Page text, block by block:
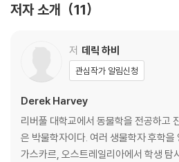
들기 58 / 현미경 속으로: 혈류 속으로 들
몸을 움직이는 동력
에너지 배출 72 / 산소 이용하기 75 / 무
/ 산소 농도에 대한 다양한 미생물의 반응
84 / 곤충의 아가미 86 / 현미경 속으로:
80 / 현미경 속으로: 순환계 92 / 현미경
저자 소개 11
저 데릭 하비
관심작가 알림신청
Derek Harvey
리버풀 대학교에서 동물학을 전공하고
은 박물학자이다. 여러 생물학자 후학
가스카르, 오스트레일리아에서 학생 탐